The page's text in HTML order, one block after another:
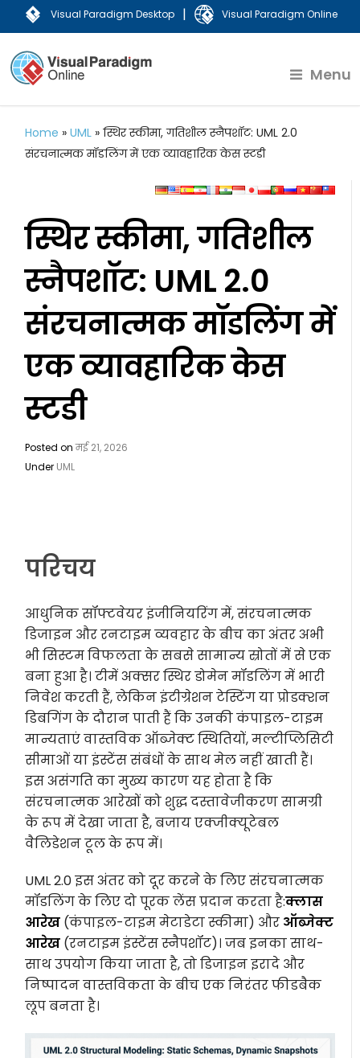
Visual Paradigm Desktop | Visual Paradigm Online
Menu
Home »UML »स्थिर स्कीमा, गतिशील स्नैपशॉट: UML 2.0
संरचनात्मक मॉडलिंग में एक व्यावहारिक केस स्टडी
स्थिर स्कीमा, गतिशील
स्नैपशॉट: UML 2.0
संरचनात्मक मॉडलिंग में
एक व्यावहारिक केस
स्टडी
Posted onमई 21, 2026
Under UML
परिचय
आधुनिक सॉफ्टवेयर इंजीनियरिंग में, संरचनात्मक
डिजाइन और रनटाइम व्यवहार के बीच का अंतर अभी
भी सिस्टम विफलता के सबसे सामान्य स्रोतों में से एक
बना हुआ है। टीमें अक्सर स्थिर डोमेन मॉडलिंग में भारी
निवेश करती हैं, लेकिन इंटीग्रेशन टेस्टिंग या प्रोडक्शन
डिबगिंग के दौरान पाती हैं कि उनकी कंपाइल-टाइम
मान्यताएं वास्तविक ऑब्जेक्ट स्थितियों, मल्टीप्लिसिटी
सीमाओं या इंस्टेंस संबंधों के साथ मेल नहीं खाती हैं।
इस असंगति का मुख्य कारण यह होता है कि
संरचनात्मक आरेखों को शुद्ध दस्तावेजीकरण सामग्री
के रूप में देखा जाता है, बजाय एक्जीक्यूटेबल
वैलिडेशन टूल के रूप में।
UML 2.0 इस अंतर को दूर करने के लिए संरचनात्मक
मॉडलिंग के लिए दो पूरक लेंस प्रदान करता है:क्लास
आरेख (कंपाइल-टाइम मेटाडेटा स्कीमा) और ऑब्जेक्ट
आरेख (रनटाइम इंस्टेंस स्नैपशॉट)। जब इनका साथ-
साथ उपयोग किया जाता है, तो डिजाइन इरादे और
निष्पादन वास्तविकता के बीच एक निरंतर फीडबैक
लूप बनता है।